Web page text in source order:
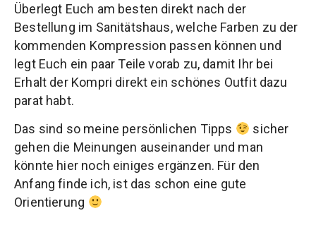
Überlegt Euch am besten direkt nach der
Bestellung im Sanitätshaus, welche Farben zu der
kommenden Kompression passen können und
legt Euch ein paar Teile vorab zu, damit Ihr bei
Erhalt der Kompri direkt ein schönes Outfit dazu
parat habt.
Das sind so meine persönlichen Tipps
sicher
gehen die Meinungen auseinander und man
könnte hier noch einiges ergänzen. Für den
Anfang finde ich, ist das schon eine gute
Orientierung